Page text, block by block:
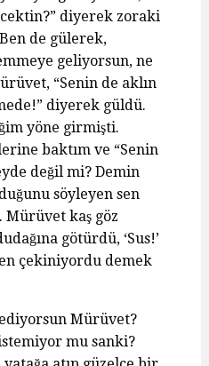
diyerek zoraki
de gülerek,
geliyorsun, ne
“Senin de aklın
diyerek güldü.
yöne girmişti.
baktım ve “Senin
değil mi? Demin
söyleyen sen
Mürüvet kaş göz
götürdü, ‘Sus!’
çekiniyordu demek
Mürüvet?
mu sanki?